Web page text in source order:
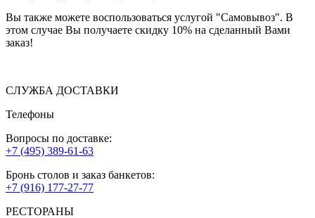
Вы также можете воспользоваться услугой "Самовывоз". В
этом случае Вы получаете скидку 10% на сделанный Вами
заказ!
СЛУЖБА ДОСТАВКИ
Телефоны
Вопросы по доставке:
+7 (495) 389-61-63
Бронь столов и заказ банкетов:
+7 (916) 177-27-77
РЕСТОРАНЫ